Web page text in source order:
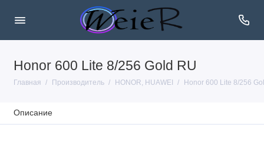
Honor 600 Lite 8/256 Gold RU
Главная Производитель HONOR, HUAWEI Honor 600 Lite 8/256
Описание